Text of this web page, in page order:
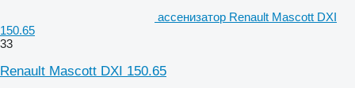
ассенизатор Renault Mascott DXI
150.65
33
Renault Mascott DXI 150.65